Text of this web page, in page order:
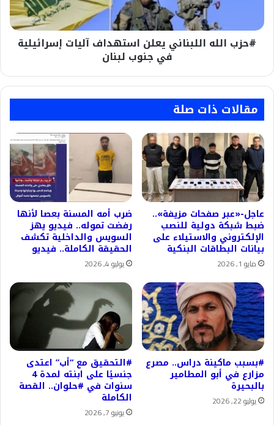
جنوب
لبنان
#حزب الله اللبناني يعلن استهداف آليات إسرائيلية
في جنوب لبنان
مقالات ذات صلة
عاجل-«عبر صفحات مزيفة»..
ضبط شبكة دولية للنصب
الإلكتروني والاستيلاء على
بيانات البطاقات البنكية
مايو 1, 2026
ضرب أمه المسنة بعصا لأنها
رفضت تموله.. فيديو يهز
السويس والداخلية تكشف
الحقيقة الكاملة.. فيديو
يوليو 4, 2026
#بسبب ماكينة دراس.. مصرع
مزارع في أبو المطامير
بالبحيرة
يوليو 22, 2026
#التحقيق مع “أب” اعتدى
جنسيًا على ابنته لمدة 4
سنوات في #حلوان.. القصة
الكاملة
يونيو 7, 2026